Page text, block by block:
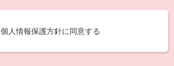
個人情報保護方針に同意する